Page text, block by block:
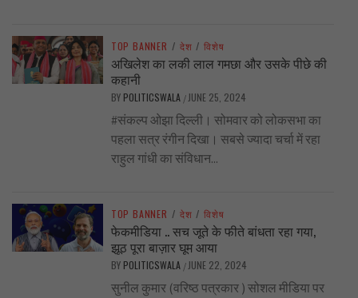
TOP BANNER / देश / विशेष
अखिलेश का लकी लाल गमछा और उसके पीछे की
कहानी
BY POLITICSWALA / JUNE 25, 2024
#संकल्प ओझा दिल्ली। सोमवार को लोकसभा का
पहला सत्र रंगीन दिखा। सबसे ज्यादा चर्चा में रहा
राहुल गांधी का संविधान...
TOP BANNER / देश / विशेष
फेकमीडिया .. सच जूते के फीते बांधता रहा गया,
झूठ पूरा बाज़ार घूम आया
BY POLITICSWALA / JUNE 22, 2024
सुनील कुमार (वरिष्ठ पत्रकार ) सोशल मीडिया पर